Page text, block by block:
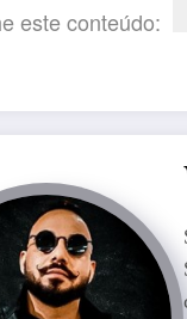
este conteúdo: